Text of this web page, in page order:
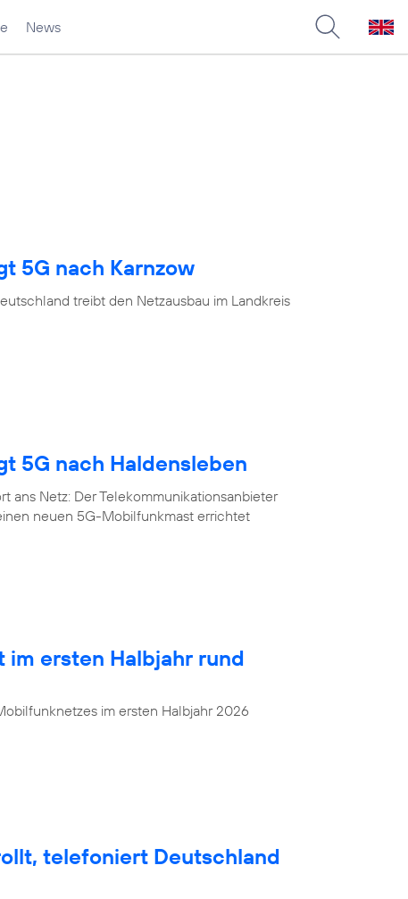
News
5G nach Karnzow
treibt den Netzausbau im Landkreis
5G nach Haldensleben
ans Netz: Der Telekommunikationsanbieter
neuen 5G-Mobilfunkmast errichtet
ersten Halbjahr rund
im ersten Halbjahr 2026
telefoniert Deutschland